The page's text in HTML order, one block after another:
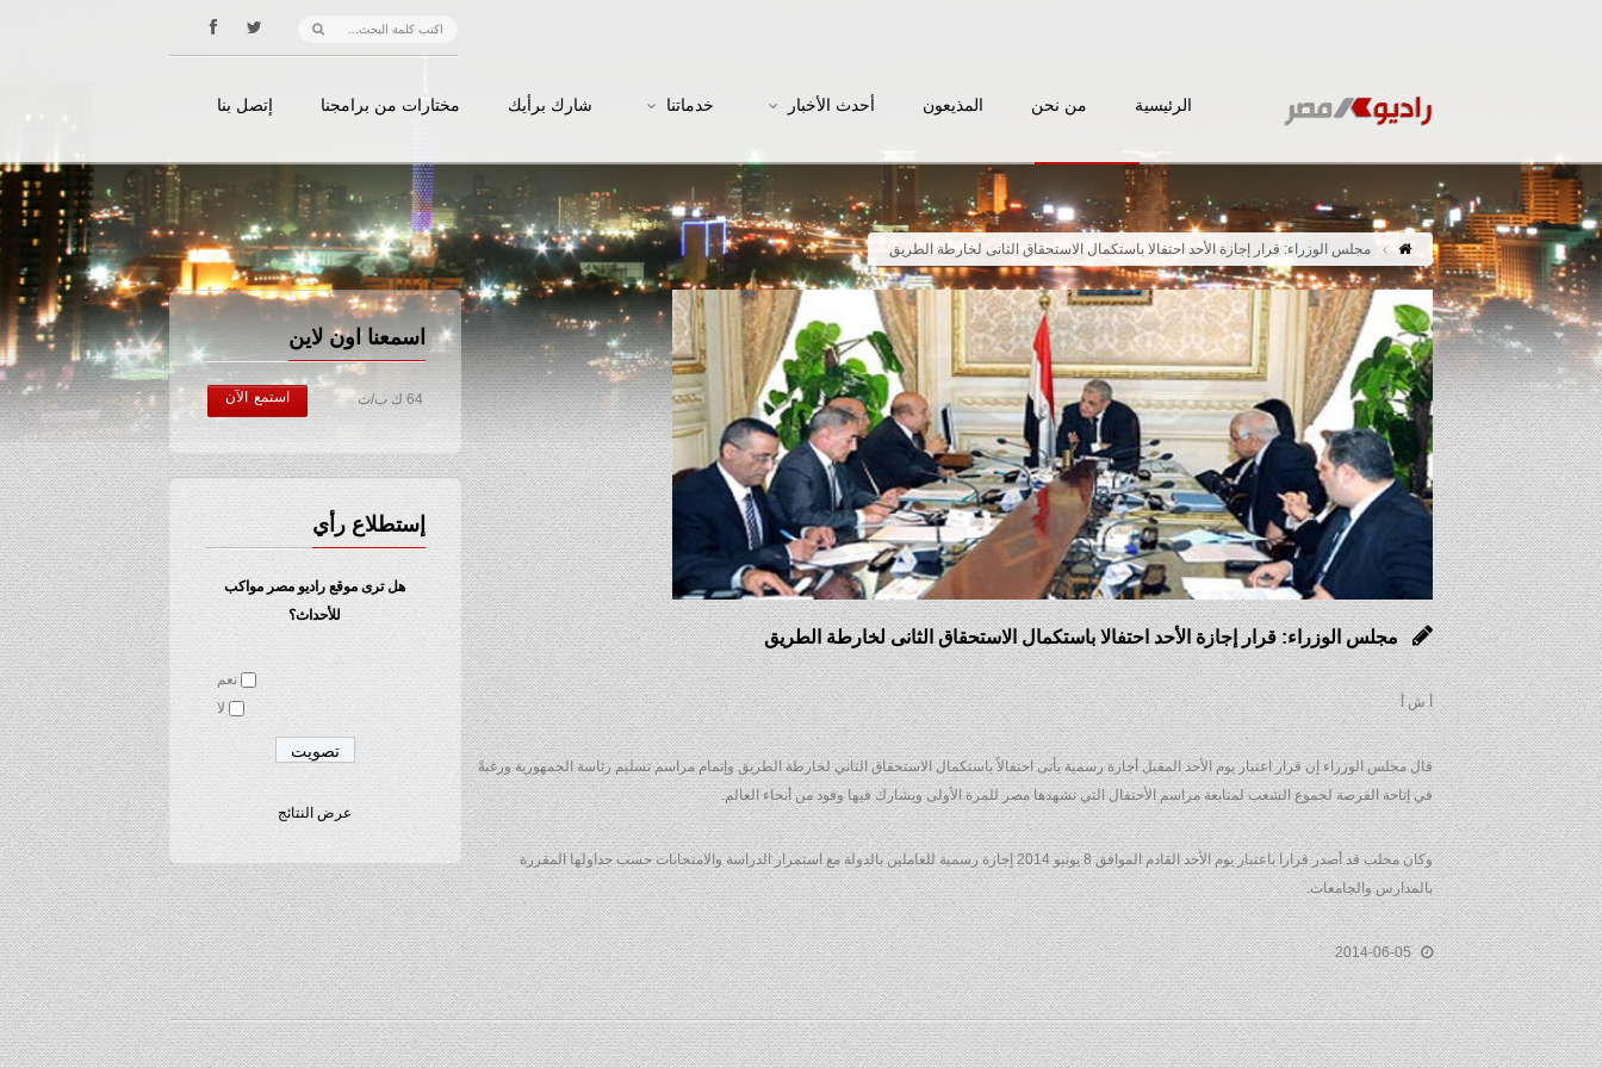
الرئيسية من نحن المذيعون أحدث الأخبار خدماتنا شارك برأيك مختارات من برامجنا إتصل بنا
مجلس الوزراء: قرار إجازة الأحد احتفالا باستكمال الاستحقاق الثانى لخارطة الطريق
اسمعنا اون لاين
64 ك ب/ث استمع الآن
إستطلاع رأي
هل ترى موقع راديو مصر مواكب
للأحداث؟
نعم
لا
عرض النتائج
مجلس الوزراء: قرار إجازة الأحد احتفالا باستكمال الاستحقاق الثانى لخارطة الطريق
أ ش أ
قال مجلس الوزراء إن قرار اعتبار يوم الأحد المقبل أجازة رسمية يأتى احتفالاً باستكمال الاستحقاق الثاني لخارطة الطريق وإتمام مراسم تسليم رئاسة الجمهورية ورغبةً
في إتاحة الفرصة لجموع الشعب لمتابعة مراسم الأحتفال التي تشهدها مصر للمرة الأولى ويشارك فيها وفود من أنحاء العالم.
وكان محلب قد أصدر قرارا باعتبار يوم الأحد القادم الموافق 8 يونيو 2014 إجازة رسمية للعاملين بالدولة مع استمرار الدراسة والامتحانات حسب جداولها المقررة
بالمدارس والجامعات.
2014-06-05